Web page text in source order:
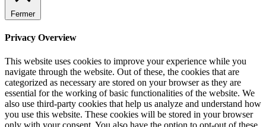
Fermer
Privacy Overview
This website uses cookies to improve your experience while you
navigate through the website. Out of these, the cookies that are
categorized as necessary are stored on your browser as they are
essential for the working of basic functionalities of the website. We
also use third-party cookies that help us analyze and understand how
you use this website. These cookies will be stored in your browser
only with your consent. You also have the option to opt-out of these